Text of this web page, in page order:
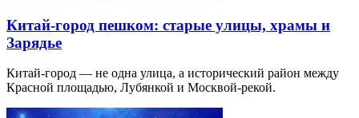
Китай-город пешком: старые улицы, храмы и
Зарядье
Китай-город — не одна улица, а исторический район между
Красной площадью, Лубянкой и Москвой-рекой.